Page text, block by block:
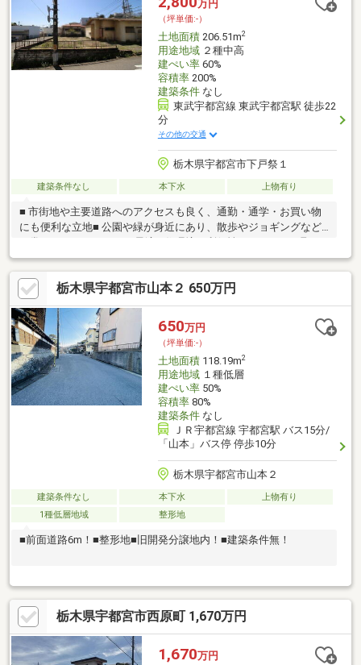
歩約１２分、陽東中学校まで徒歩約１４分
万円
（坪単価:-）
土地面積206.51m2
用途地域２種中高
建ぺい率60%
容積率200%
建築条件なし
東武宇都宮線 東武宇都宮駅 徒歩22
分
その他の交通
栃木県宇都宮市下戸祭１
建築条件なし 本下水 上物有り
■ 市街地や主要道路へのアクセスも良く、通勤・通学・お買い物
にも便利な立地■ 公園や緑が身近にあり、散歩やジョギングなど
たエリアで、長く安心して暮らせる土地です当社スタッフに住ま
い探しのサポートをお任せください☆不動産情報はもちろん、地
域情報にも詳しいので、きっと役に立てることでしょう(^^)
栃木県宇都宮市山本２ 650万円
650万円
（坪単価:-）
土地面積118.19m2
用途地域１種低層
建ぺい率50%
容積率80%
建築条件なし
ＪＲ宇都宮線 宇都宮駅 バス15分/
「山本」バス停 停歩10分
栃木県宇都宮市山本２
建築条件なし 本下水
上物有り
1種低層地域
整形地
■前面道路6m！■整形地■旧開発分譲地内！■建築条件無！
栃木県宇都宮市西原町 1,670万円
1,670万円